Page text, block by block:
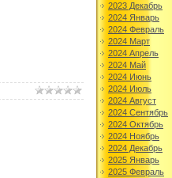
2023 Декабрь
2024 Январь
2024 Февраль
2024 Март
2024 Апрель
2024 Май
2024 Июнь
2024 Июль
2024 Август
2024 Сентябрь
2024 Октябрь
2024 Ноябрь
2024 Декабрь
2025 Январь
2025 Февраль